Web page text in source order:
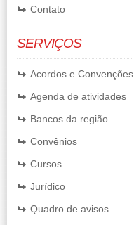
Contato
SERVIÇOS
Acordos e Convenções
Agenda de atividades
Bancos da região
Convênios
Cursos
Jurídico
Quadro de avisos